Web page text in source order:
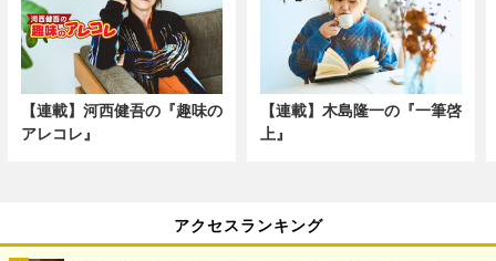
【連載】河西健吾の『趣味の
アレコレ』
【連載】木島隆一の『一筆啓
上』
アクセスランキング